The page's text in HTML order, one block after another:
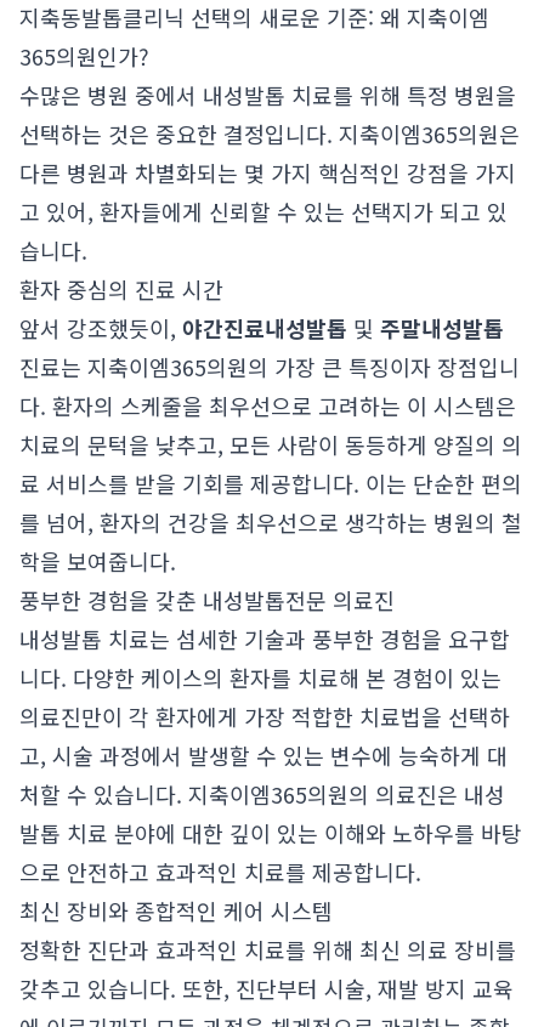
지축동발톱클리닉 선택의 새로운 기준: 왜 지축이엠
365의원인가?
수많은 병원 중에서 내성발톱 치료를 위해 특정 병원을
선택하는 것은 중요한 결정입니다. 지축이엠365의원은
다른 병원과 차별화되는 몇 가지 핵심적인 강점을 가지
고 있어, 환자들에게 신뢰할 수 있는 선택지가 되고 있
습니다.
환자 중심의 진료 시간
앞서 강조했듯이, 야간진료내성발톱 및 주말내성발톱
진료는 지축이엠365의원의 가장 큰 특징이자 장점입니
다. 환자의 스케줄을 최우선으로 고려하는 이 시스템은
치료의 문턱을 낮추고, 모든 사람이 동등하게 양질의 의
료 서비스를 받을 기회를 제공합니다. 이는 단순한 편의
를 넘어, 환자의 건강을 최우선으로 생각하는 병원의 철
학을 보여줍니다.
풍부한 경험을 갖춘 내성발톱전문 의료진
내성발톱 치료는 섬세한 기술과 풍부한 경험을 요구합
니다. 다양한 케이스의 환자를 치료해 본 경험이 있는
의료진만이 각 환자에게 가장 적합한 치료법을 선택하
고, 시술 과정에서 발생할 수 있는 변수에 능숙하게 대
처할 수 있습니다. 지축이엠365의원의 의료진은 내성
발톱 치료 분야에 대한 깊이 있는 이해와 노하우를 바탕
으로 안전하고 효과적인 치료를 제공합니다.
최신 장비와 종합적인 케어 시스템
정확한 진단과 효과적인 치료를 위해 최신 의료 장비를
갖추고 있습니다. 또한, 진단부터 시술, 재발 방지 교육